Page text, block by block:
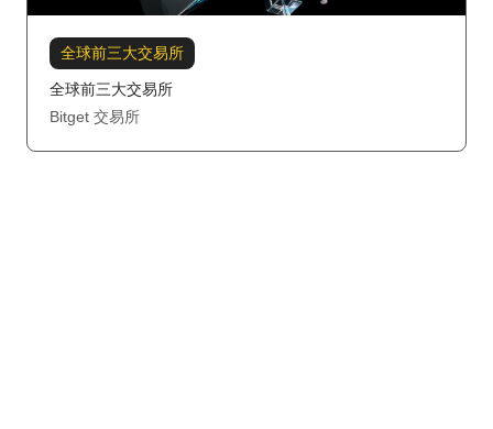
全球前三大交易所
全球前三大交易所
Bitget 交易所